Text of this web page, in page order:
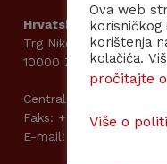
Hrvatska akademija
Trg Nikole Šubića
10000 Zagreb
Centrala: +385 (0)1 48 95
Faks: +385 (0)1 48 19
E-mail: kabpred@hazu.hr
Ova web
korisničkog
korištenja
kolačića.
pročitajte
Više o